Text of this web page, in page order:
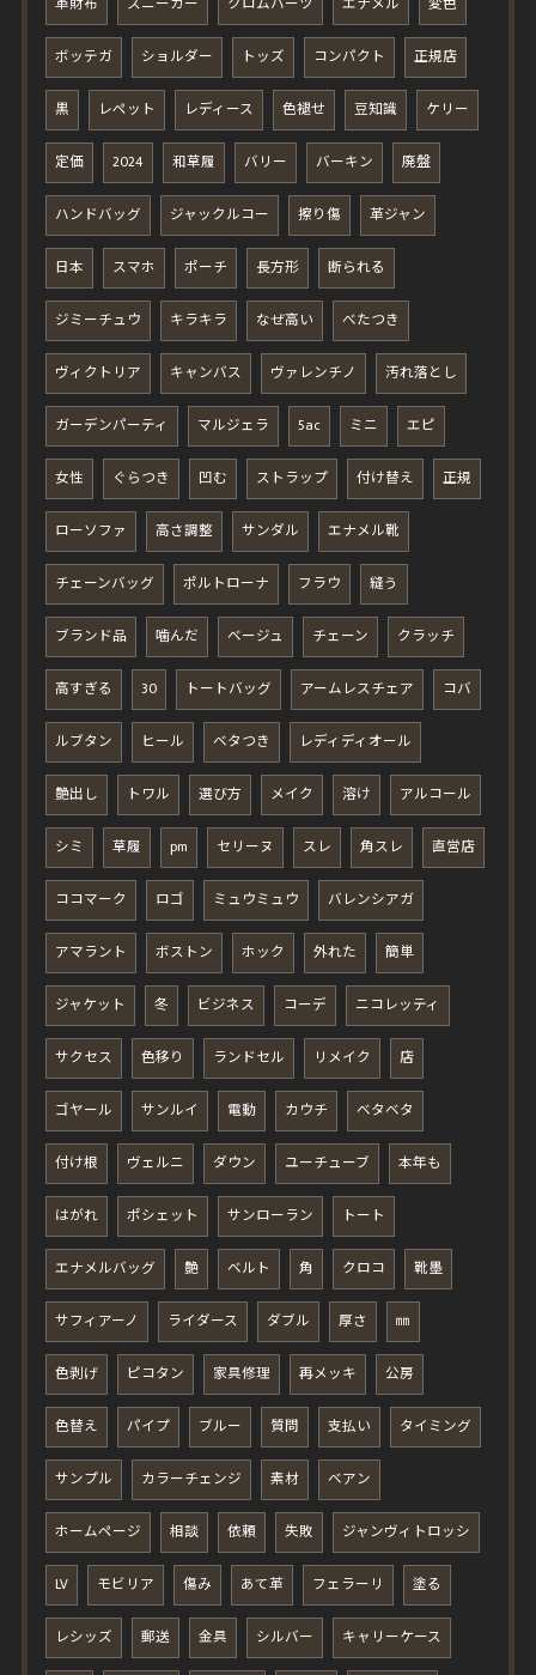
革財布 スニーカー クロムハーツ エナメル 変色
ボッテガ ショルダー トッズ コンパクト 正規店
黒 レペット レディース 色褪せ 豆知識 ケリー
定価 2024 和草履 バリー バーキン 廃盤
ハンドバッグ ジャックルコー 擦り傷 革ジャン
日本 スマホ ポーチ 長方形 断られる
ジミーチュウ キラキラ なぜ高い べたつき
ヴィクトリア キャンバス ヴァレンチノ 汚れ落とし
ガーデンパーティ マルジェラ 5ac ミニ エピ
女性 ぐらつき 凹む ストラップ 付け替え 正規
ローソファ 高さ調整 サンダル エナメル靴
チェーンバッグ ポルトローナ フラウ 縫う
ブランド品 噛んだ ベージュ チェーン クラッチ
高すぎる 30 トートバッグ アームレスチェア コバ
ルブタン ヒール ベタつき レディディオール
艶出し トワル 選び方 メイク 溶け アルコール
シミ 草履 pm セリーヌ スレ 角スレ 直営店
ココマーク ロゴ ミュウミュウ バレンシアガ
アマラント ボストン ホック 外れた 簡単
ジャケット 冬 ビジネス コーデ ニコレッティ
サクセス 色移り ランドセル リメイク 店
ゴヤール サンルイ 電動 カウチ ベタベタ
付け根 ヴェルニ ダウン ユーチューブ 本年も
はがれ ポシェット サンローラン トート
エナメルバッグ 艶 ベルト 角 クロコ 靴墨
サフィアーノ ライダース ダブル 厚さ ㎜
色剥げ ピコタン 家具修理 再メッキ 公房
色替え パイプ ブルー 質問 支払い タイミング
サンプル カラーチェンジ 素材 ベアン
ホームページ 相談 依頼 失敗 ジャンヴィトロッシ
LV モビリア 傷み あて革 フェラーリ 塗る
レシッズ 郵送 金具 シルバー キャリーケース